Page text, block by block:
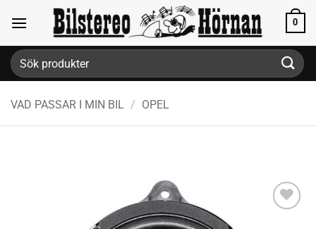
content
0
Sök
efter:
VAD PASSAR I MIN BIL / OPEL